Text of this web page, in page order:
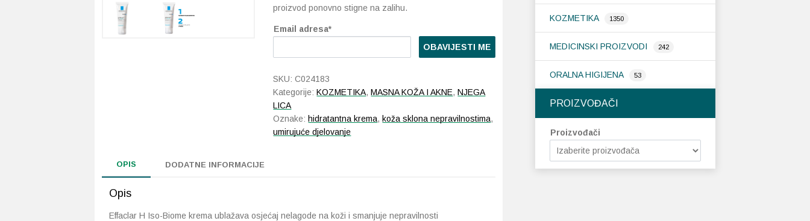
KOZMETIKA 1350
MEDICINSKI PROIZVODI 242
ORALNA HIGIJENA 53
PROIZVOĐAČI
Proizvođači
proizvod ponovno stigne na zalihu.
Email adresa*
OBAVIJESTI ME
SKU:C024183
Kategorije:KOZMETIKA,MASNA KOŽA I AKNE,NJEGA
LICA
Oznake: hidratantna krema, koža sklona nepravilnostima,
umirujuće djelovanje
OPIS DODATNE INFORMACIJE
Opis
Effaclar H Iso-Biome krema ublažava osjećaj nelagode na koži i smanjuje nepravilnosti